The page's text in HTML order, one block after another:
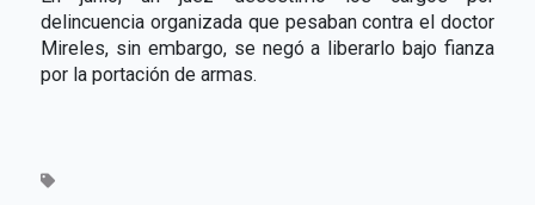
delincuencia organizada que pesaban contra el doctor
Mireles, sin embargo, se negó a liberarlo bajo fianza
por la portación de armas.